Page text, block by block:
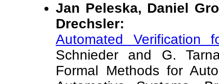
Jan Peleska, Daniel
Drechsler:
Automated Verification
Schnieder and G.
Formal Methods for